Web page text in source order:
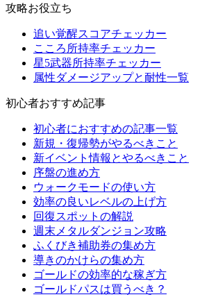
攻略お役立ち
追い覚醒スコアチェッカー
こころ所持率チェッカー
星5武器所持率チェッカー
属性ダメージアップと耐性一覧
初心者おすすめ記事
初心者におすすめの記事一覧
新規・復帰勢がやるべきこと
新イベント情報とやるべきこと
序盤の進め方
ウォークモードの使い方
効率の良いレベルの上げ方
回復スポットの解説
週末メタルダンジョン攻略
ふくびき補助券の集め方
導きのかけらの集め方
ゴールドの効率的な稼ぎ方
ゴールドパスは買うべき？